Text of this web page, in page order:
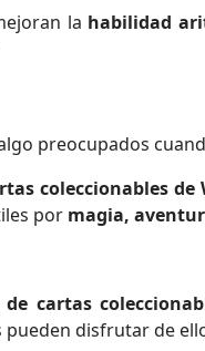
la habilidad
preocupados
coleccionables de
por magia,
cartas
disfrutar de